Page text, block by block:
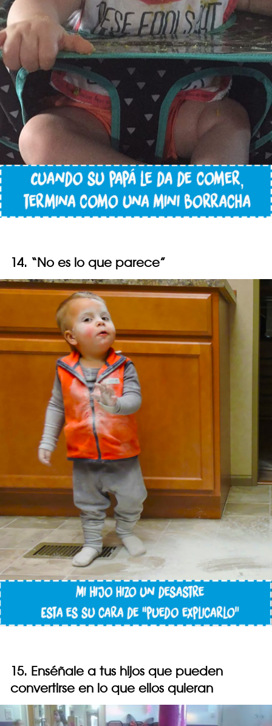
14. “No es lo que parece”
15. Enséñale a tus hijos que pueden
convertirse en lo que ellos quieran